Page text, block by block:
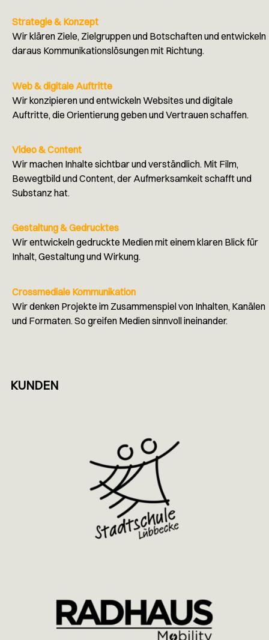
Strategie & Konzept
Wir klären Ziele, Zielgruppen und Botschaften und entwickeln
daraus Kommunikationslösungen mit Richtung.
Web & digitale Auftritte
Wir konzipieren und entwickeln Websites und digitale
Auftritte, die Orientierung geben und Vertrauen schaffen.
Video & Content
Wir machen Inhalte sichtbar und verständlich. Mit Film,
Bewegtbild und Content, der Aufmerksamkeit schafft und
Substanz hat.
Gestaltung & Gedrucktes
Wir entwickeln gedruckte Medien mit einem klaren Blick für
Inhalt, Gestaltung und Wirkung.
Crossmediale Kommunikation
Wir denken Projekte im Zusammenspiel von Inhalten, Kanälen
und Formaten. So greifen Medien sinnvoll ineinander.
KUNDEN